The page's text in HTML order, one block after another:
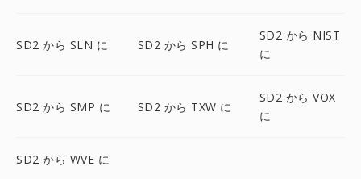
SD2 から SLN に SD2 から SPH に
SD2 から NIST
に
SD2 から SMP に SD2 から TXW に
SD2 から VOX
に
SD2 から WVE に